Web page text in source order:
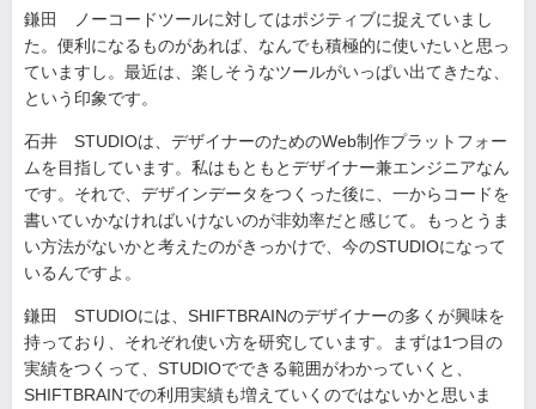
鎌田 ノーコードツールに対してはポジティブに捉えていまし
た。便利になるものがあれば、なんでも積極的に使いたいと思っ
ていますし。最近は、楽しそうなツールがいっぱい出てきたな、
という印象です。
石井 STUDIOは、デザイナーのためのWeb制作プラットフォー
ムを目指しています。私はもともとデザイナー兼エンジニアなん
です。それで、デザインデータをつくった後に、一からコードを
書いていかなければいけないのが非効率だと感じて。もっとうま
い方法がないかと考えたのがきっかけで、今のSTUDIOになって
いるんですよ。
鎌田 STUDIOには、SHIFTBRAINのデザイナーの多くが興味を
持っており、それぞれ使い方を研究しています。まずは1つ目の
実績をつくって、STUDIOでできる範囲がわかっていくと、
SHIFTBRAINでの利用実績も増えていくのではないかと思いま